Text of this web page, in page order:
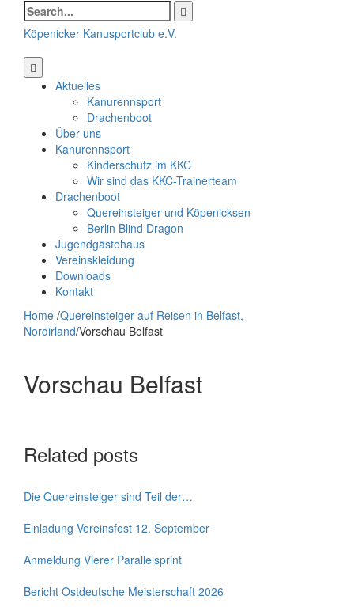
Search
for:
Köpenicker Kanusportclub e.V.
Aktuelles
Kanurennsport
Drachenboot
Über uns
Kanurennsport
Kinderschutz im KKC
Wir sind das KKC-Trainerteam
Drachenboot
Quereinsteiger und Köpenicksen
Berlin Blind Dragon
Jugendgästehaus
Vereinskleidung
Downloads
Kontakt
Home /Quereinsteiger auf Reisen in Belfast,
Nordirland/Vorschau Belfast
Vorschau Belfast
Related posts
Die Quereinsteiger sind Teil der…
Einladung Vereinsfest 12. September
Anmeldung Vierer Parallelsprint
Bericht Ostdeutsche Meisterschaft 2026